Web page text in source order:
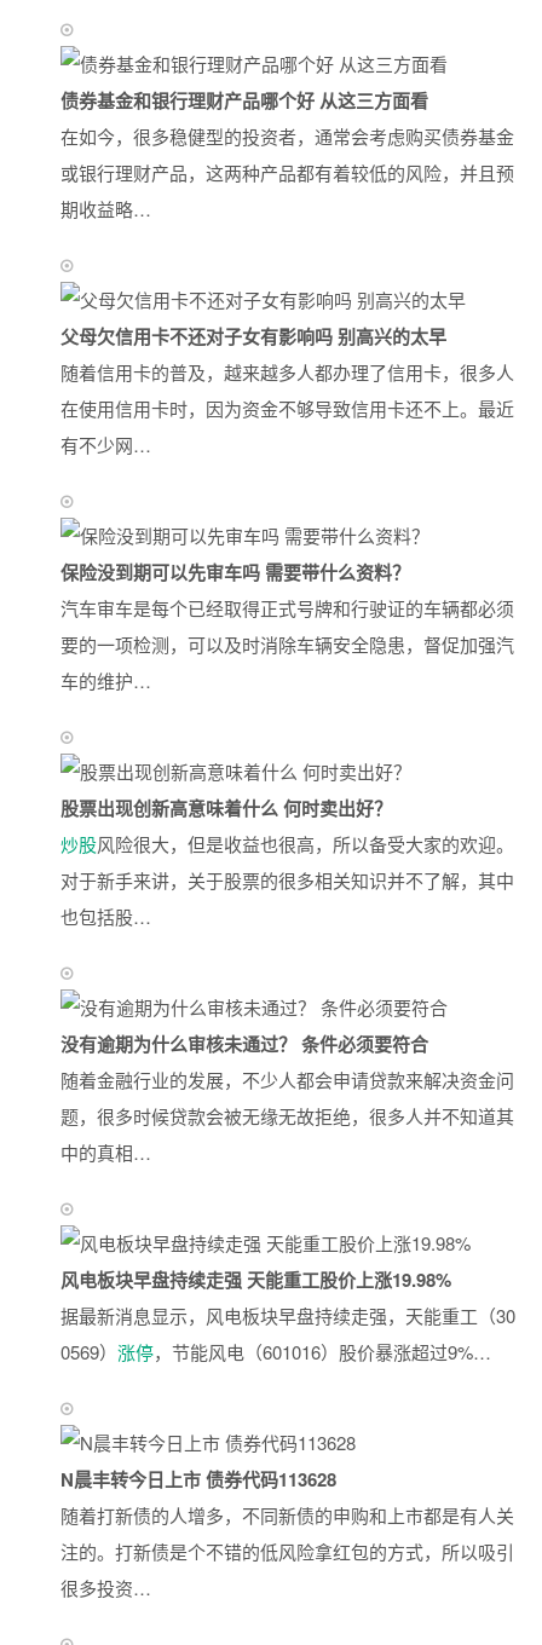
债券基金和银行理财产品哪个好 从这三方面看
在如今，很多稳健型的投资者，通常会考虑购买债券基金
或银行理财产品，这两种产品都有着较低的风险，并且预
期收益略…
父母欠信用卡不还对子女有影响吗 别高兴的太早
随着信用卡的普及，越来越多人都办理了信用卡，很多人
在使用信用卡时，因为资金不够导致信用卡还不上。最近
有不少网…
保险没到期可以先审车吗 需要带什么资料？
汽车审车是每个已经取得正式号牌和行驶证的车辆都必须
要的一项检测，可以及时消除车辆安全隐患，督促加强汽
车的维护…
股票出现创新高意味着什么 何时卖出好？
炒股风险很大，但是收益也很高，所以备受大家的欢迎。
对于新手来讲，关于股票的很多相关知识并不了解，其中
也包括股…
没有逾期为什么审核未通过？ 条件必须要符合
随着金融行业的发展，不少人都会申请贷款来解决资金问
题，很多时候贷款会被无缘无故拒绝，很多人并不知道其
中的真相…
风电板块早盘持续走强 天能重工股价上涨19.98%
据最新消息显示，风电板块早盘持续走强，天能重工（30
0569） 涨停，节能风电（601016）股价暴涨超过9%…
N晨丰转今日上市 债券代码113628
随着打新债的人增多，不同新债的申购和上市都是有人关
注的。打新债是个不错的低风险拿红包的方式，所以吸引
很多投资…